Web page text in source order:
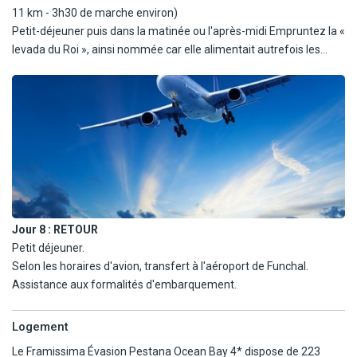
11 km - 3h30 de marche environ)
Petit-déjeuner puis dans la matinée ou l'après-midi Empruntez la «
levada du Roi », ainsi nommée car elle alimentait autrefois les
où la végétation originelle de Madère s'épanouit librement. Entre
ombre et lumière, le sentier révèle progressivement des
panoramas époustouflants sur les terrasses cultivées en escalier
de São Jorge et Santana. Un voyage dans le temps qui illustre
parfaitement l'ingéniosité des Madériens et leur relation
harmonieuse avec une nature généreuse mais exigeante.
Déjeuner sous forme de pique-nique (lunch box avec sandwich,
fruit et eau). Retour à l'hôtel, dîner et nuit.
Randonnée donnée à titre indicatif et susceptible d'être modifiée
sans que cela n'altère l'intérêt du programme
Conseils : bonne paire de chaussures de marche, vêtements et
contre le vent, gourde et de quoi se protéger du soleil.
Jour 8 : RETOUR
Petit déjeuner.
Selon les horaires d'avion, transfert à l'aéroport de Funchal.
Assistance aux formalités d'embarquement.
Logement
Le Framissima Évasion Pestana Ocean Bay 4* dispose de 223